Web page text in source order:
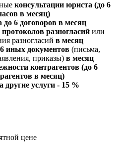
консультации юриста (до 6
в месяц)
до 6 договоров в месяц
разногласийили
разногласий в месяц
иных документов (письма,
приказы) в месяц
контрагентов (до 6
в месяц)
другие услуги - 15 %
цене